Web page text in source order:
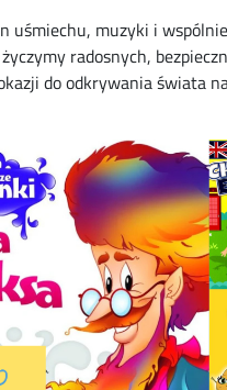
uśmiechu, muzyki i
radosnych,
do odkrywania świata